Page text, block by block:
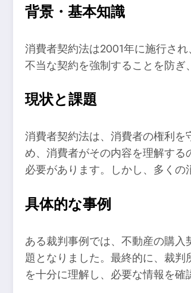
背景・基本知識
消費者契約法は2001年に施行さ
不当な契約を強制することを防ぎ
現状と課題
消費者契約法は、消費者の権利
め、消費者がその内容を理解す
必要があります。しかし、多くの
具体的な事例
ある裁判事例では、不動産の購
題となりました。最終的に、裁
を十分に理解し、必要な情報を確